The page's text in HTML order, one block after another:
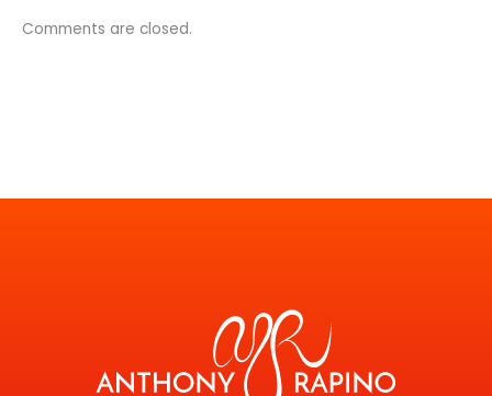
Comments are closed.